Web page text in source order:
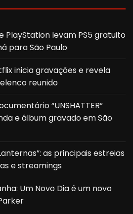
PlayStation levam PS5 gratuito
para São Paulo
inicia gravações e revela
reunido
“UNSHATTER”
e álbum gravado em São
as principais estreias
e streamings
Um Novo Dia é um novo